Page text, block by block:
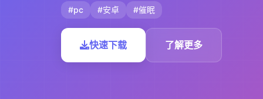
#pc #安卓 #催眠
快速下载 了解更多